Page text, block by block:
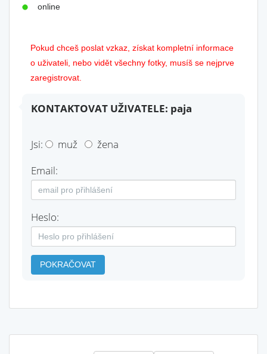
online
Pokud chceš poslat vzkaz, získat kompletní informace
o uživateli, nebo vidět všechny fotky, musíš se nejprve
zaregistrovat.
KONTAKTOVAT UŽIVATELE: paja
Jsi: muž
žena
Email:
Heslo:
POKRAČOVAT